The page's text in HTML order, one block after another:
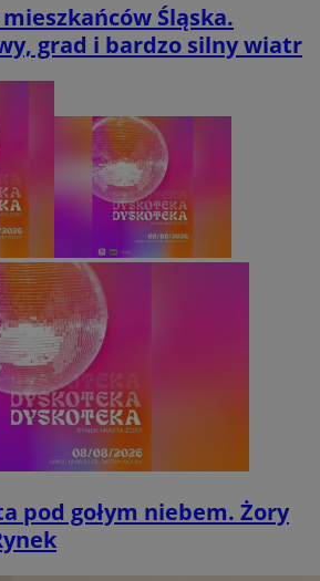
Śląska.
grad i bardzo silny wiatr
pod gołym niebem. Żory